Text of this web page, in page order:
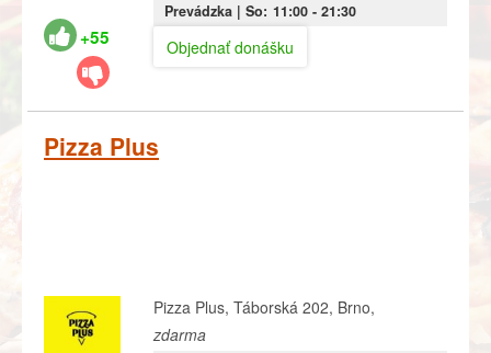
+55
Prevádzka | So: 11:00- 21:30
Objednať donášku
Pizza Plus
Pizza Plus, Táborská 202, Brno,
zdarma